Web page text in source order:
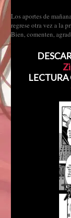
Los aportes de
regrese otra vez a la
Bien, comenten,